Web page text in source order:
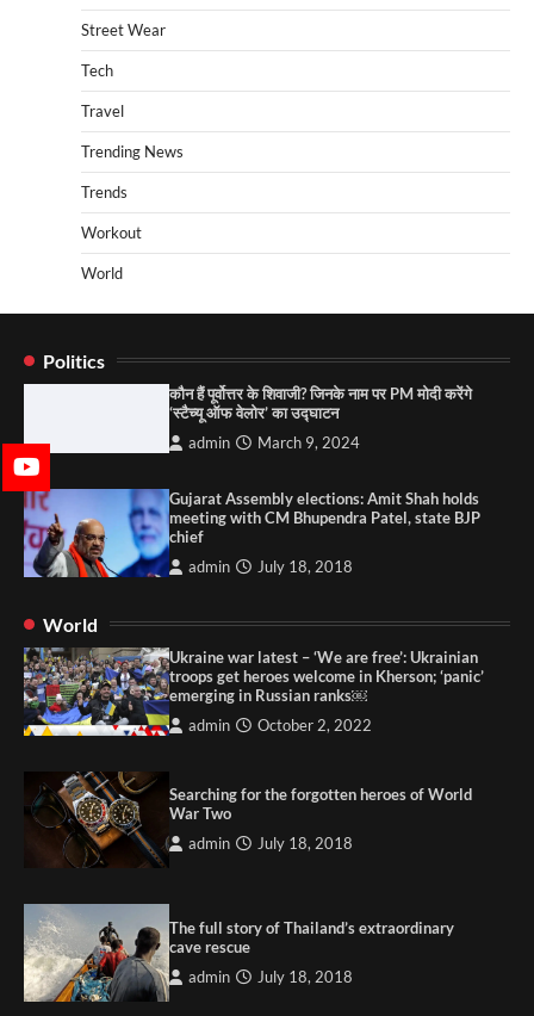
Street Wear
Tech
Travel
Trending News
Trends
Workout
World
Politics
कौन हैं पूर्वोत्तर के शिवाजी? जिनके नाम पर PM मोदी करेंगे
‘स्टैच्यू ऑफ वेलोर’ का उद्घाटन
admin March 9, 2024
Gujarat Assembly elections: Amit Shah holds
meeting with CM Bhupendra Patel, state BJP
chief
admin July 18, 2018
World
Ukraine war latest – ‘We are free’: Ukrainian
troops get heroes welcome in Kherson; ‘panic’
emerging in Russian ranks￼
admin October 2, 2022
Searching for the forgotten heroes of World
War Two
admin July 18, 2018
The full story of Thailand’s extraordinary
cave rescue
admin July 18, 2018